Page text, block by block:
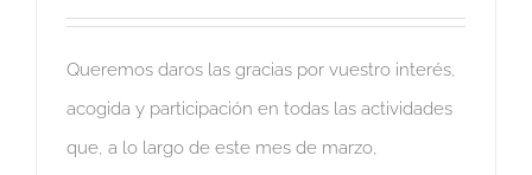
Queremos daros las gracias por vuestro interés,
acogida y participación en todas las actividades
que, a lo largo de este mes de marzo,